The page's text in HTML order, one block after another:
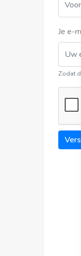
Je e-
Zodat